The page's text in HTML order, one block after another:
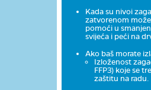
Kada su nivoi
zatvorenom
pomoći u
svijeća i peći na
Ako baš morate
Izloženost
FFP3) koje se
zaštitu na radu.